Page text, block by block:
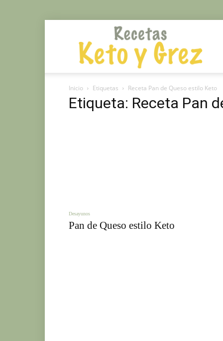
Inicio Etiquetas Receta Pan de Queso estilo Keto
Etiqueta: Receta Pan
Desayunos
Pan de Queso estilo Keto